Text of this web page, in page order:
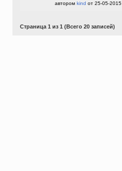
автором kind от 25-05-2015
Страница 1 из 1 (Всего 20 записей)